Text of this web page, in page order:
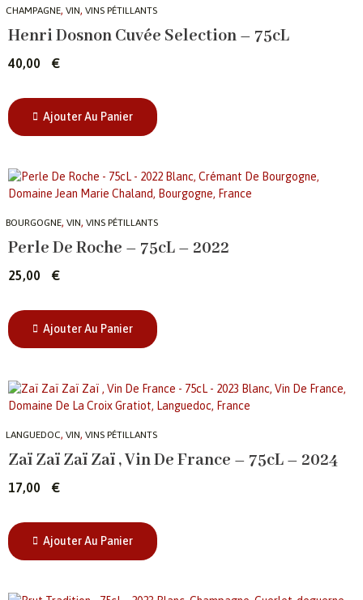
CHAMPAGNE, VIN, VINS PÉTILLANTS
Henri Dosnon Cuvée Selection – 75cL
40,00 €
Ajouter Au Panier
BOURGOGNE, VIN, VINS PÉTILLANTS
Perle De Roche – 75cL – 2022
25,00 €
Ajouter Au Panier
LANGUEDOC, VIN, VINS PÉTILLANTS
Zaï Zaï Zaï Zaï , Vin De France – 75cL – 2024
17,00 €
Ajouter Au Panier